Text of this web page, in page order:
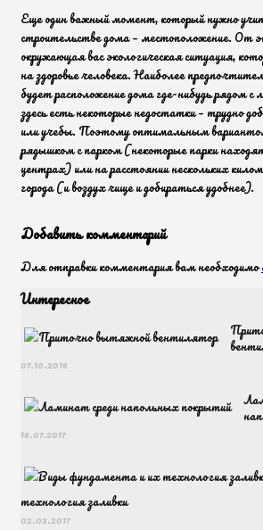
Еще один важный момент, который нужно
строительстве дома – местоположение. От
окружающая вас экологическая ситуация,
на здоровье человека. Наиболее
будет расположение дома где-нибудь рядом
здесь есть некоторые недостатки – трудно
или учебы. Поэтому оптимальным
рядышком с парком (некоторые парки
центрах) или на расстоянии нескольких
города (и воздух чище и добираться удобнее).
Добавить комментарий
Для отправки комментария вам необходимо
Интересное
07.10.2016
16.07.2017
технология заливки
02.03.2017